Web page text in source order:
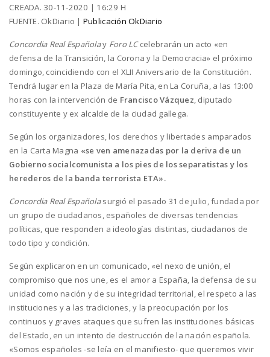
CREADA. 30-11-2020 | 16:29 H
FUENTE. OkDiario | Publicación OkDiario
Concordia Real Españolay Foro LCcelebrarán un acto «en
defensa de la Transición, la Corona y la Democracia» el próximo
domingo, coincidiendo con el XLII Aniversario de la Constitución.
Tendrá lugar en la Plaza de María Pita, en La Coruña, a las 13:00
horas con la intervención de Francisco Vázquez, diputado
constituyente y ex alcalde de la ciudad gallega.
Según los organizadores, los derechos y libertades amparados
en la Carta Magna «se ven amenazadas por la deriva de un
Gobierno socialcomunista a los pies de los separatistas y los
herederos de la banda terrorista ETA».
Concordia Real Españolasurgió el pasado 31 de julio, fundada por
un grupo de ciudadanos, españoles de diversas tendencias
políticas, que responden a ideologías distintas, ciudadanos de
todo tipo y condición.
Según explicaron en un comunicado, «el nexo de unión, el
compromiso que nos une, es el amor a España, la defensa de su
unidad como nación y de su integridad territorial, el respeto a las
instituciones y a las tradiciones, y la preocupación por los
continuos y graves ataques que sufren las instituciones básicas
del Estado, en un intento de destrucción de la nación española.
«Somos españoles -se leía en el manifiesto- que queremos vivir